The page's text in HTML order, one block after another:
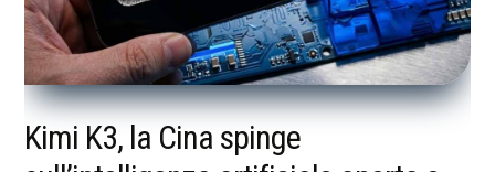
Kimi K3, la Cina spinge